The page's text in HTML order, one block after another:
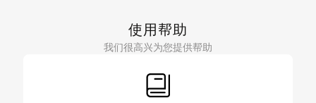
使用帮助
我们很高兴为您提供帮助